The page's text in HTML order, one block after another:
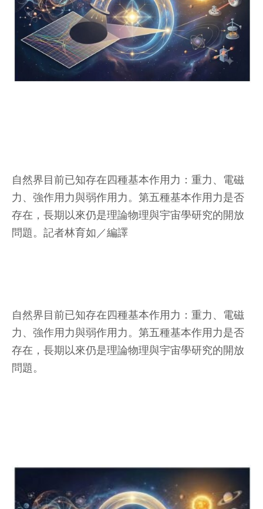
自然界目前已知存在四種基本作用力：重力、電磁
力、強作用力與弱作用力。第五種基本作用力是否
存在，長期以來仍是理論物理與宇宙學研究的開放
問題。 記者林育如／編譯
自然界目前已知存在四種基本作用力：重力、電磁
力、強作用力與弱作用力。第五種基本作用力是否
存在，長期以來仍是理論物理與宇宙學研究的開放
問題。